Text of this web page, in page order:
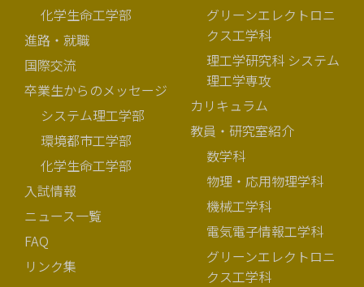
化学生命工学部
進路・就職
国際交流
卒業生からのメッセージ
システム理工学部
環境都市工学部
化学生命工学部
入試情報
ニュース一覧
FAQ
リンク集
グリーンエレクトロニ
クス工学科
理工学研究科 システム
理工学専攻
カリキュラム
教員・研究室紹介
数学科
物理・応用物理学科
機械工学科
電気電子情報工学科
グリーンエレクトロニ
クス工学科